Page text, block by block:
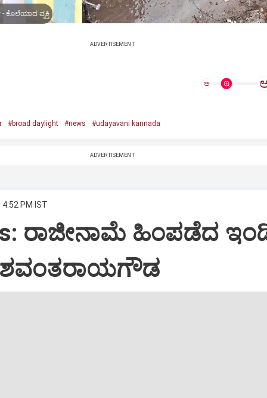
ಕೊಲೆಯಾದ ವ್ಯಕ್ತಿ
ADVERTISEMENT
ಅ
#broad daylight #news #udayavani kannada
ADVERTISEMENT
4:52 PM IST
ರಾಜೀನಾಮೆ ಹಿಂಪಡೆದ